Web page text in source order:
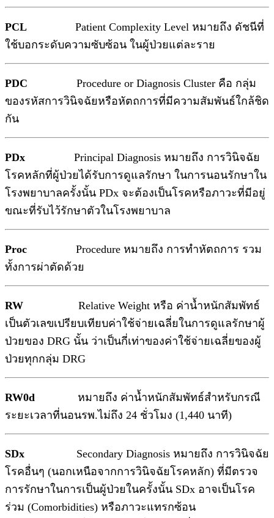
PCL Patient Complexity Level หมายถึง ดัชนีที่
ใช้บอกระดับความซับซ้อน ในผู้ป่วยแต่ละราย
PDC Procedure or Diagnosis Cluster คือ กลุ่ม
ของรหัสการวินิจฉัยหรือหัตถการที่มีความสัมพันธ์ใกล้ชิด
กัน
PDx Principal Diagnosis หมายถึง การวินิจฉัย
โรคหลักที่ผู้ป่วยได้รับการดูแลรักษา ในการนอนรักษาใน
โรงพยาบาลครั้งนั้น PDx จะต้องเป็นโรคหรือภาวะที่มีอยู่
ขณะที่รับไว้รักษาตัวในโรงพยาบาล
Proc Procedure หมายถึง การทำหัตถการ รวม
ทั้งการผ่าตัดด้วย
RW Relative Weight หรือ ค่าน้ำหนักสัมพัทธ์
เป็นตัวเลขเปรียบเทียบค่าใช้จ่ายเฉลี่ยในการดูแลรักษาผู้
ป่วยของ DRG นั้น ว่าเป็นกี่เท่าของค่าใช้จ่ายเฉลี่ยของผู้
ป่วยทุกกลุ่ม DRG
RW0d หมายถึง ค่าน้ำหนักสัมพัทธ์สำหรับกรณี
ระยะเวลาที่นอนรพ.ไม่ถึง 24 ชั่วโมง (1,440 นาที)
SDx Secondary Diagnosis หมายถึง การวินิจฉัย
โรคอื่นๆ (นอกเหนือจากการวินิจฉัยโรคหลัก) ที่มีตรวจ
การรักษาในการเป็นผู้ป่วยในครั้งนั้น SDx อาจเป็นโรค
ร่วม (Comorbidities) หรือภาวะแทรกซ้อน